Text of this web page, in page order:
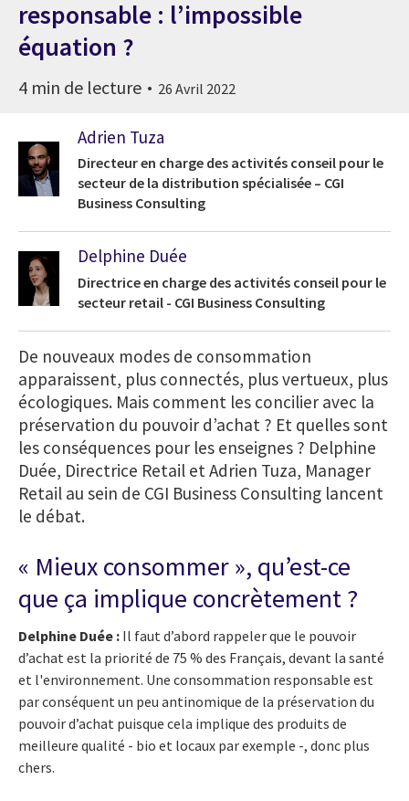
responsable : l’impossible
équation ?
4 min de lecture 26 Avril 2022
Adrien Tuza
Directeur en charge des activités conseil pour le
secteur de la distribution spécialisée – CGI
Business Consulting
Delphine Duée
Directrice en charge des activités conseil pour le
secteur retail - CGI Business Consulting
De nouveaux modes de consommation
apparaissent, plus connectés, plus vertueux, plus
écologiques. Mais comment les concilier avec la
préservation du pouvoir d’achat ? Et quelles sont
les conséquences pour les enseignes ? Delphine
Duée, Directrice Retail et Adrien Tuza, Manager
Retail au sein de CGI Business Consulting lancent
le débat.
« Mieux consommer », qu’est-ce
que ça implique concrètement ?
Delphine Duée : Il faut d’abord rappeler que le pouvoir
d’achat est la priorité de 75 % des Français, devant la santé
et l'environnement. Une consommation responsable est
par conséquent un peu antinomique de la préservation du
pouvoir d’achat puisque cela implique des produits de
meilleure qualité - bio et locaux par exemple -, donc plus
chers.